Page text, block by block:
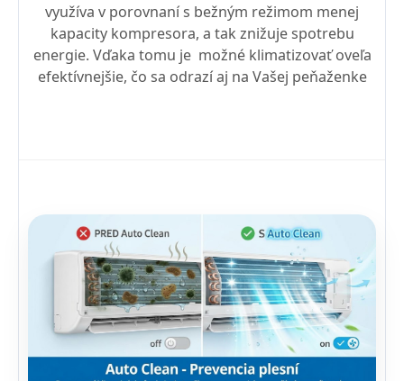
využíva v porovnaní s bežným režimom menej
kapacity kompresora, a tak znižuje spotrebu
energie. Vďaka tomu je možné klimatizovať oveľa
efektívnejšie, čo sa odrazí aj na Vašej peňaženke